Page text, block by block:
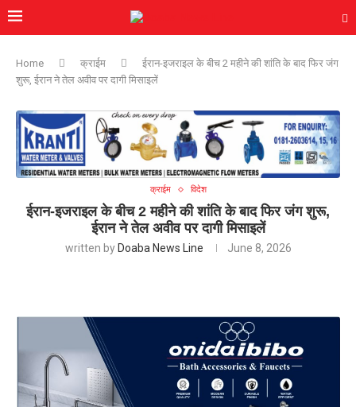
Home क्राईम
ईरान-इजराइल के बीच 2 महीने की शांति के बाद फिर जंग
शुरू, ईरान ने तेल अवीव पर दागी मिसाइलें
क्राईम विदेश
ईरान-इजराइल के बीच 2 महीने की शांति के बाद फिर जंग शुरू,
ईरान ने तेल अवीव पर दागी मिसाइलें
written by Doaba News Line June 8, 2026